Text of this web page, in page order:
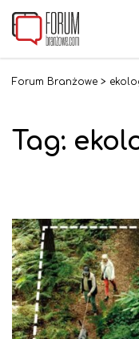
Forum Branżowe >
Tag: